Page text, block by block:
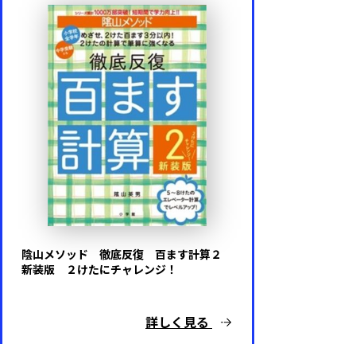
陰山メソッド 徹底反復 百ます計算２
新装版 ２けたにチャレンジ！
詳しく見る